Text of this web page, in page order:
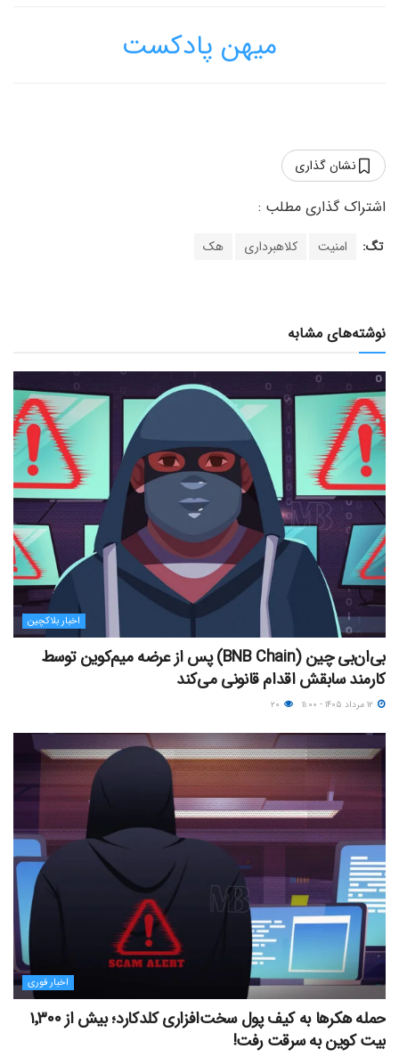
میهن پادکست
نشان گذاری
تگ: امنیت کلاهبرداری هک
نوشته‌های مشابه
اخبار بلاکچین
بی‌ان‌بی چین (BNB Chain) پس از عرضه میم‌کوین توسط
کارمند سابقش اقدام قانونی می‌کند
اخبار فوری
حمله هکرها به کیف پول سخت‌افزاری کلدکارد؛ بیش از ۱٬۳۰۰
بیت کوین به سرقت رفت!